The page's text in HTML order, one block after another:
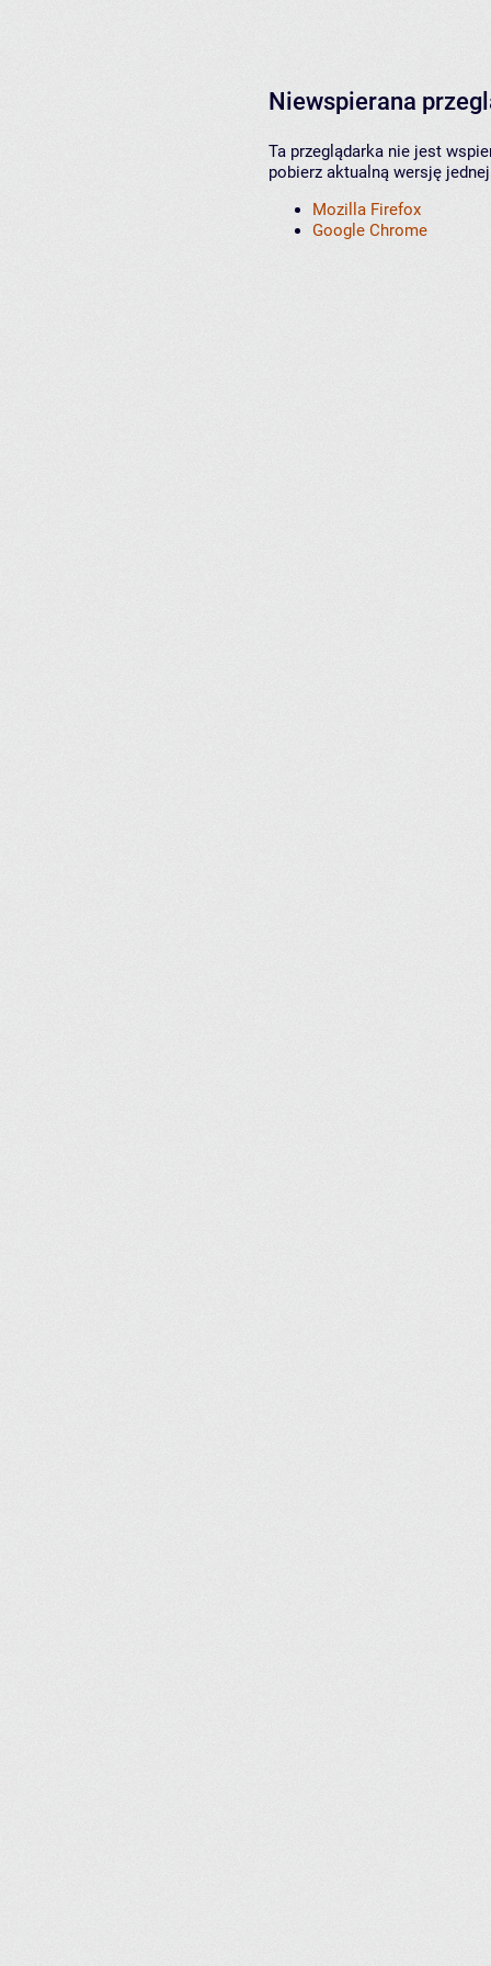
Niewspierana
Ta przeglądarka nie jest
pobierz aktualną wersję
Mozilla Firefox
Google Chrome